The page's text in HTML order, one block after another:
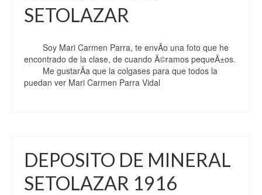
SETOLAZAR
Soy Mari Carmen Parra, te envÃ­o una foto que he
encontrado de la clase, de cuando Ã©ramos pequeÃ±os.
Me gustarÃ­a que la colgases para que todos la
puedan ver Mari Carmen Parra Vidal
DEPOSITO DE MINERAL
SETOLAZAR 1916